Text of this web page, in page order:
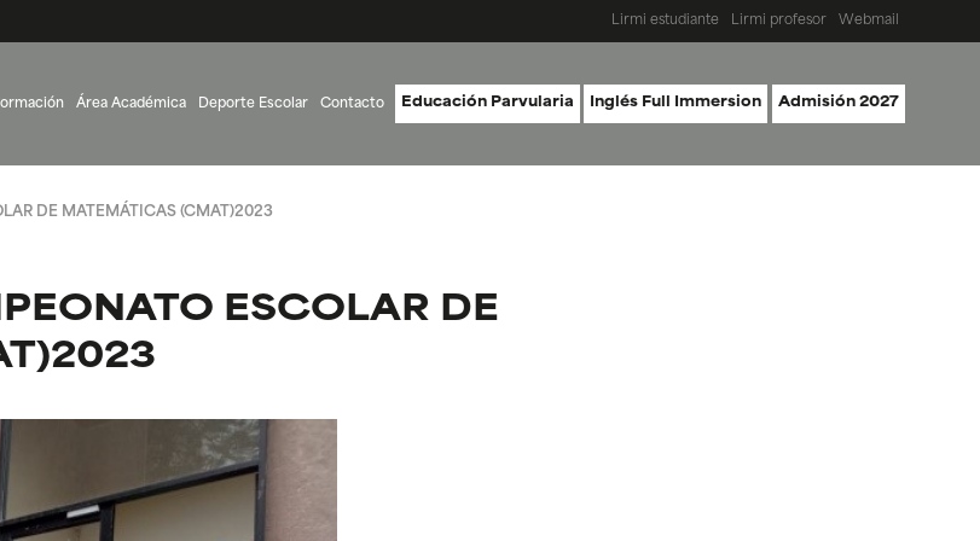
Lirmi estudiante Lirmi profesor Webmail
Área Académica Deporte Escolar Contacto Educación Parvularia Inglés Full Immersion Admisión 2027
DE MATEMÁTICAS (CMAT)2023
ESCOLAR DE